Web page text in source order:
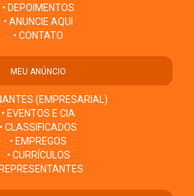
• DEPOIMENTOS
• ANUNCIE AQUI
• CONTATO
MEU ANÚNCIO
(EMPRESARIAL)
• EVENTOS E CIA
• CLASSIFICADOS
• EMPREGOS
• CURRÍCULOS